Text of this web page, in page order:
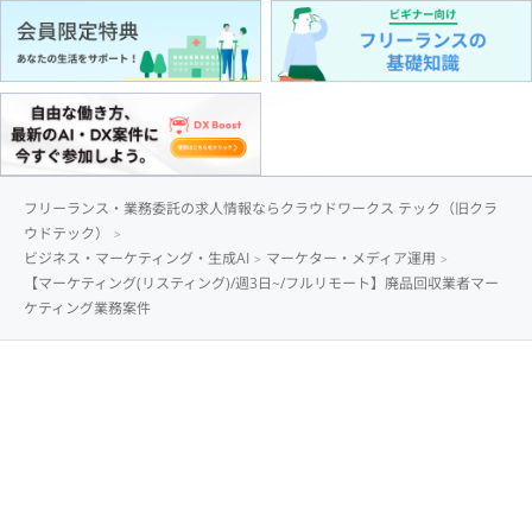
フリーランス・業務委託の求人情報ならクラウドワークス テック（旧クラ
ウドテック）
ビジネス・マーケティング・生成AI
マーケター・メディア運用
【マーケティング(リスティング)/週3日~/フルリモート】廃品回収業者マー
ケティング業務案件